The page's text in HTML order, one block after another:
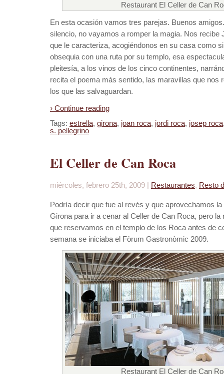
Restaurant El Celler de Can
En esta ocasión vamos tres parejas. Buenos
silencio, no vayamos a romper la magia. Nos recibe
que le caracteriza, acogiéndonos en su casa como
obsequia con una ruta por su templo, esa
pleitesía, a los vinos de los cinco continentes,
recita el poema más sentido, las maravillas que nos
los que las salvaguardan.
› Continue reading
Tags: estrella, girona, joan roca, jordi roca, josep roca
s. pellegrino
El Celler de Can Roca
miércoles, febrero 25th, 2009 | Restaurantes, Resto
Podría decir que fue al revés y que aprovechamos
Girona para ir a cenar al Celler de Can Roca, pero
que reservamos en el templo de los Roca antes de
semana se iniciaba el Fòrum Gastronòmic 2009.
Restaurant El Celler de Can